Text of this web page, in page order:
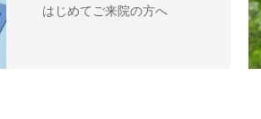
はじめてご来院の方へ